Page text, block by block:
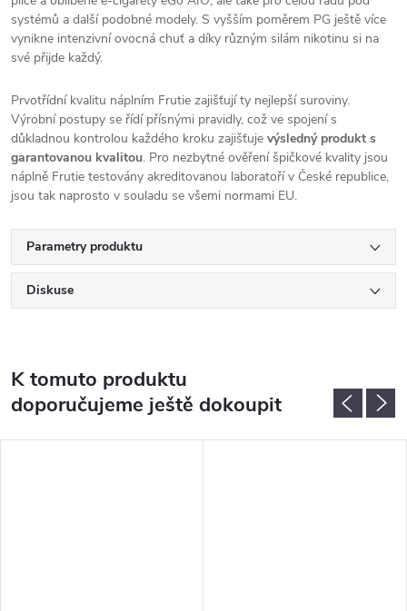
systémů a další podobné modely. S vyšším poměrem PG ještě více
vynikne intenzivní ovocná chuť a díky různým silám nikotinu si na
své přijde každý.
Prvotřídní kvalitu náplním Frutie zajišťují ty nejlepší suroviny.
Výrobní postupy se řídí přísnými pravidly, což ve spojení s
důkladnou kontrolou každého kroku zajišťuje výsledný produkt s
garantovanou kvalitou. Pro nezbytné ověření špičkové kvality jsou
náplně Frutie testovány akreditovanou laboratoří v České republice,
jsou tak naprosto v souladu se všemi normami EU.
Parametry produktu
Diskuse
K tomuto produktu
doporučujeme ještě dokoupit